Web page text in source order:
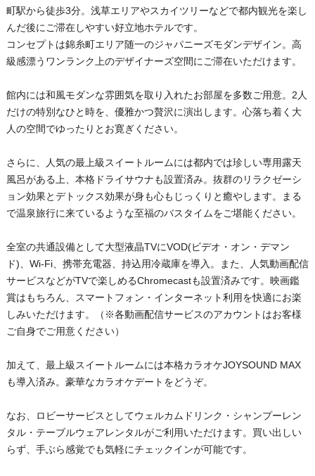
町駅から徒歩3分。浅草エリアやスカイツリーなどで都内観光を楽し
んだ後にご滞在しやすい好立地ホテルです。
コンセプトは錦糸町エリア随一のジャパニーズモダンデザイン。高
級感漂うワンランク上のデザイナーズ空間にご滞在いただけます。
館内には和風モダンな雰囲気を取り入れたお部屋を多数ご用意。2人
だけの特別なひと時を、優雅かつ贅沢に演出します。心落ち着く大
人の空間でゆったりとお寛ぎください。
さらに、人気の最上級スイートルームには都内では珍しい専用露天
風呂がある上、本格ドライサウナも設置済み。抜群のリラクゼーシ
ョン効果とデトックス効果が身も心もじっくりと癒やします。まる
で温泉旅行に来ているような至福のバスタイムをご堪能ください。
全室の共通設備として大型液晶TVにVOD(ビデオ・オン・デマン
ド)、Wi-Fi、携帯充電器、持込用冷蔵庫を導入。また、人気動画配信
サービスなどがTVで楽しめるChromecastも設置済みです。映画鑑
賞はもちろん、スマートフォン・インターネット利用を快適にお楽
しみいただけます。（※各動画配信サービスのアカウントはお客様
ご自身でご用意ください）
加えて、最上級スイートルームには本格カラオケJOYSOUND MAX
も導入済み。豪華なカラオケデートをどうぞ。
なお、ロビーサービスとしてウェルカムドリンク・シャンプーレン
タル・テーブルウェアレンタルがご利用いただけます。買い出しい
らず、手ぶら感覚でも気軽にチェックインが可能です。